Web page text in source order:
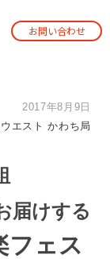
お問い合わせ
2017年8月9日
エスト かわち局
届けする
フェス